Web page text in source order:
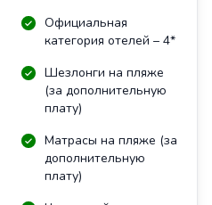
Официальная
категория отелей – 4*
Шезлонги на пляже
(за дополнительную
плату)
Матрасы на пляже (за
дополнительную
плату)